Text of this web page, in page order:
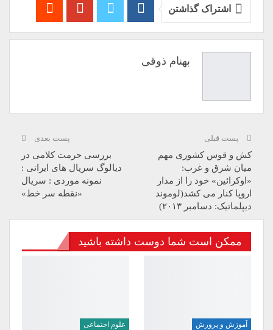
اشتراک گذاشتن
بهنام ذوقی
پست قبلی
کش و قوس کشوری مهم
میان شرق و غرب:
«اوکرائین» خود را از مدار
اروپا کنار می کشد(لوموند
دیپلماتیک: دسامبر ۲۰۱۳)
پست بعدی
بررسی حرمت کلامی در
دیالوگ سریال های ایرانی :
نمونه موردی : سریال
«نقطه سر خط»
ممکن است شما دوست داشته باشید
آموزش و پرورش علوم اجتماعی